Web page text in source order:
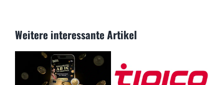
Weitere interessante Artikel